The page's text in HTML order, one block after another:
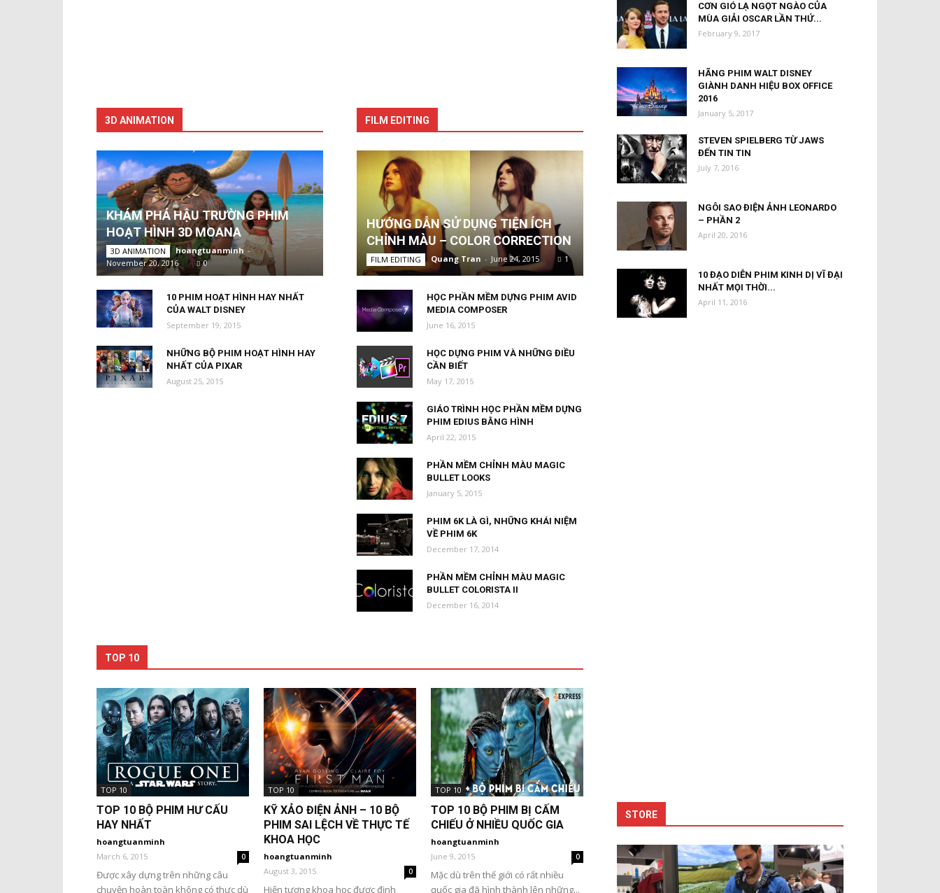
3D ANIMATION
KHÁM PHÁ HẬU TRƯỜNG PHIM
HOẠT HÌNH 3D MOANA
3D ANIMATION hoangtuanminh -
November 20, 2016
0
10 PHIM HOẠT HÌNH HAY NHẤT
CỦA WALT DISNEY
September 19, 2015
NHỮNG BỘ PHIM HOẠT HÌNH HAY
NHẤT CỦA PIXAR
August 25, 2015
FILM EDITING
HƯỚNG DẪN SỬ DỤNG TIỆN ÍCH
CHỈNH MÀU – COLOR CORRECTION
FILM EDITING Quang Tran - June 24, 2015 1
HỌC PHẦN MỀM DỰNG PHIM AVID
MEDIA COMPOSER
June 16, 2015
HỌC DỰNG PHIM VÀ NHỮNG ĐIỀU
CẦN BIẾT
May 17, 2015
GIÁO TRÌNH HỌC PHẦN MỀM DỰNG
PHIM EDIUS BẰNG HÌNH
April 22, 2015
PHẦN MỀM CHỈNH MÀU MAGIC
BULLET LOOKS
January 5, 2015
PHIM 6K LÀ GÌ, NHỮNG KHÁI NIỆM
VỀ PHIM 6K
December 17, 2014
PHẦN MỀM CHỈNH MÀU MAGIC
BULLET COLORISTA II
December 16, 2014
TOP 10
TOP 10
TOP 10 BỘ PHIM HƯ CẤU
HAY NHẤT
hoangtuanminh
March 6, 2015
0
Được xây dựng trên những câu
chuyện hoàn toàn không có thực dù
TOP 10
KỸ XẢO ĐIỆN ẢNH – 10 BỘ
PHIM SAI LỆCH VỀ THỰC TẾ
KHOA HỌC
hoangtuanminh
August 3, 2015
0
Hiện tượng khoa học được định
TOP 10
TOP 10 BỘ PHIM BỊ CẤM
CHIẾU Ở NHIỀU QUỐC GIA
hoangtuanminh
June 9, 2015
0
Mặc dù trên thế giới có rất nhiều
quốc gia đã hình thành lên những...
CƠN GIÓ LẠ NGỌT NGÀO CỦA
MÙA GIẢI OSCAR LẦN THỨ...
February 9, 2017
HÃNG PHIM WALT DISNEY
GIÀNH DANH HIỆU BOX OFFICE
2016
January 5, 2017
STEVEN SPIELBERG TỪ JAWS
ĐẾN TIN TIN
July 7, 2016
NGÔI SAO ĐIỆN ẢNH LEONARDO
– PHẦN 2
April 20, 2016
10 ĐẠO DIỄN PHIM KINH DỊ VĨ ĐẠI
NHẤT MỌI THỜI...
April 11, 2016
STORE